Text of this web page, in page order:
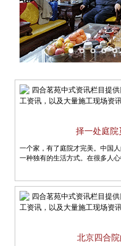
择一处庭
一个家，有了庭院才完美。中国
一种独有的生活方式。在很多人
北京四合